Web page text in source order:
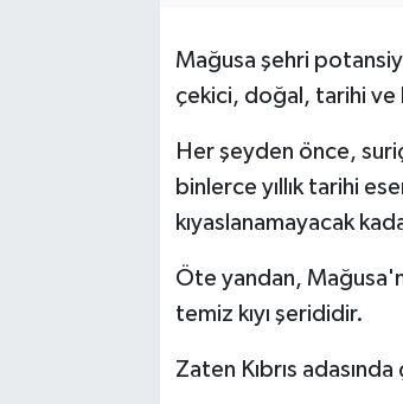
Mağusa şehri
çekici, doğal, tarihi ve
Her şeyden önce,
binlerce yıllık tarihi
kıyaslanamayacak
Öte yandan,
temiz kıyı şerididir.
Zaten Kıbrıs